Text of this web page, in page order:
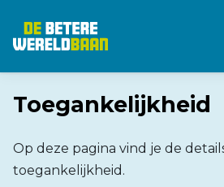
Toegankelijkheid
Op deze pagina vind je de
toegankelijkheid.